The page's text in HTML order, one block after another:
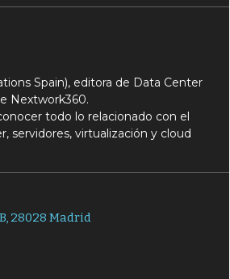
Spain), editora de Data Center
Nextwork360.
todo lo relacionado con el
servidores, virtualización y cloud
28028 Madrid